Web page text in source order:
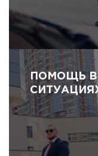
ПОМОЩЬ